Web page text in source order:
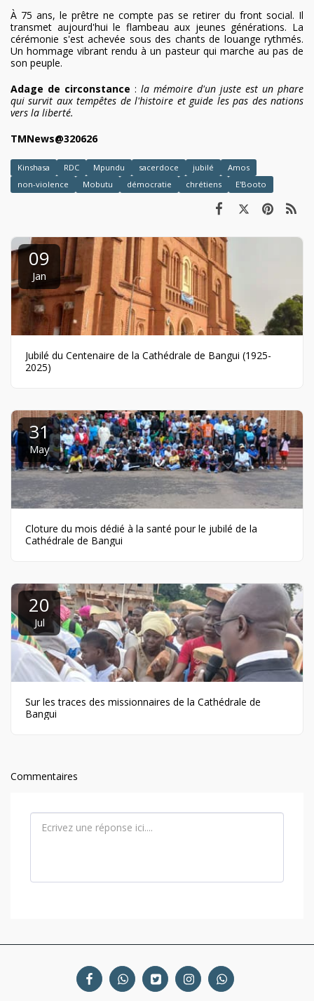
À 75 ans, le prêtre ne compte pas se retirer du front social. Il
transmet aujourd'hui le flambeau aux jeunes générations. La
cérémonie s'est achevée sous des chants de louange rythmés.
Un hommage vibrant rendu à un pasteur qui marche au pas de
son peuple.
Adage de circonstance : la mémoire d'un juste est un phare
qui survit aux tempêtes de l'histoire et guide les pas des nations
vers la liberté.
TMNews@320626
Kinshasa RDC Mpundu sacerdoce jubilé
Amos
non-violence
Mobutu démocratie chrétiens E'Booto
09
Jan
Jubilé du Centenaire de la Cathédrale de Bangui (1925-
2025)
31
May
Cloture du mois dédié à la santé pour le jubilé de la
Cathédrale de Bangui
20
Jul
Sur les traces des missionnaires de la Cathédrale de
Bangui
Commentaires